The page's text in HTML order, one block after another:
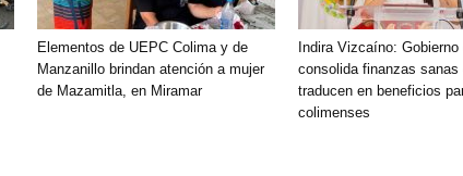
Elementos de UEPC Colima y de
Manzanillo brindan atención a mujer
de Mazamitla, en Miramar
Indira Vizcaíno:
consolida finanzas sanas
traducen en beneficios
colimenses